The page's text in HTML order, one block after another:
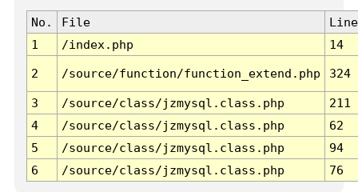
No. File
Line
1
/index.php 14
2 /source/function/function_extend.php 324
3 /source/class/jzmysql.class.php
211
4
/source/class/jzmysql.class.php
62
5
/source/class/jzmysql.class.php
94
6
/source/class/jzmysql.class.php 76